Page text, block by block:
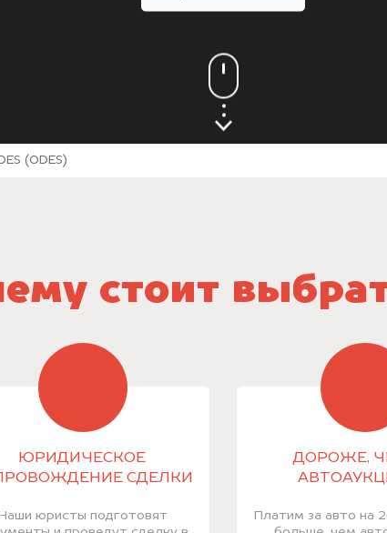
(ODES)
стоит
ЮРИДИЧЕСКОЕ
СДЕЛКИ
юристы подготовят
ДОРОЖЕ,
Платим за авто на